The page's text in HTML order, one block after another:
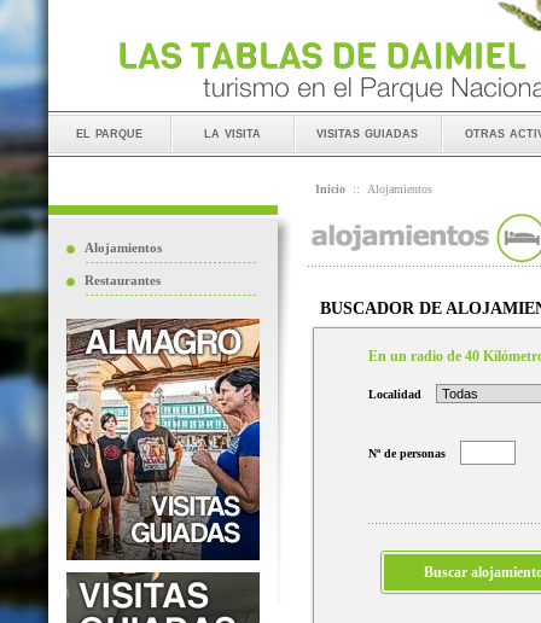
el parque la visita visitas guiadas otras
Alojamientos
Restaurantes
Inicio :: Alojamientos
BUSCADOR DE
En un radio de 40
Localidad
Nº de personas